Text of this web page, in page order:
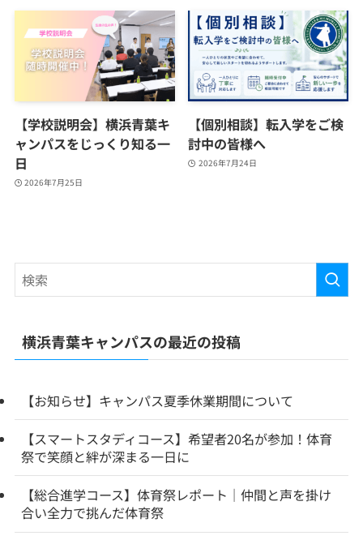
【学校説明会】横浜青葉キ
ャンパスをじっくり知る一
日
2026年7月25日
【個別相談】転入学をご検
討中の皆様へ
2026年7月24日
横浜青葉キャンパスの最近の投稿
【お知らせ】キャンパス夏季休業期間について
【スマートスタディコース】希望者20名が参加！体育
祭で笑顔と絆が深まる一日に
【総合進学コース】体育祭レポート｜仲間と声を掛け
合い全力で挑んだ体育祭